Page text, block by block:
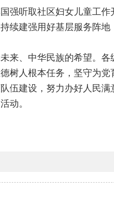
强听取社区妇女儿童工
续建强用好基层服务阵
来、中华民族的希望。
树人根本任务，坚守为
伍建设，努力办好人民满
动。